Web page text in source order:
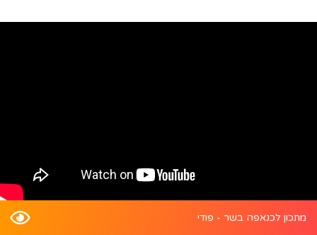
מתכון לכנאפה בשר - פודי